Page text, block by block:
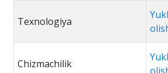
Texnologiya
Chizmachilik